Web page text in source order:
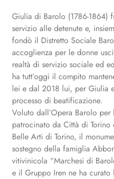
Giulia di Barolo (1786-1864)
servizio alle detenute e,
fondò il Distretto Sociale
accoglienza per le donne
realtà di servizio sociale ed
ha tutt’oggi il compito
lei e dal 2018 lui, per Giulia
processo di beatificazione.
Voluto dall’Opera Barolo
patrocinato da Città di
Belle Arti di Torino, il
sostegno della famiglia
vitivinicola “Marchesi di
e il Gruppo Iren ne ha curato